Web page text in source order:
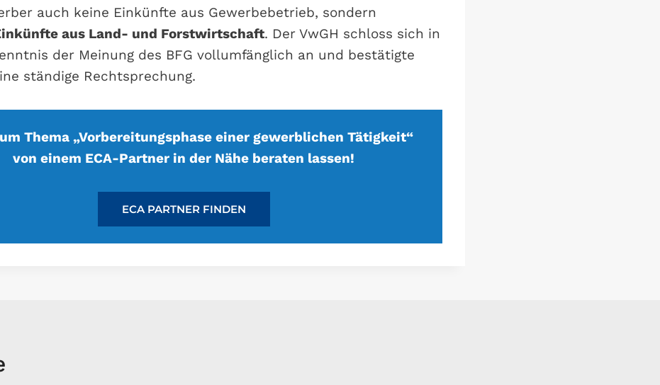
auch keine Einkünfte aus Gewerbebetrieb, sondern
aus Land- und Forstwirtschaft. Der VwGH schloss sich in
der Meinung des BFG vollumfänglich an und bestätigte
ständige Rechtsprechung.
Thema „Vorbereitungsphase einer gewerblichen Tätigkeit“
von einem ECA-Partner in der Nähe beraten lassen!
ECA PARTNER FINDEN